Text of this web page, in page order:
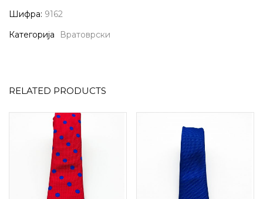
Шифра: 9162
Категорија
Вратоврски
RELATED PRODUCTS